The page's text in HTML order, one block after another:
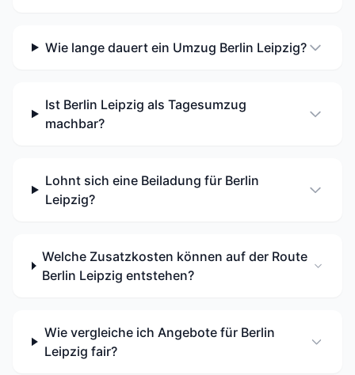
Wie lange dauert ein Umzug Berlin Leipzig?
Ist Berlin Leipzig als Tagesumzug
machbar?
Lohnt sich eine Beiladung für Berlin
Leipzig?
Welche Zusatzkosten können auf der Route
Berlin Leipzig entstehen?
Wie vergleiche ich Angebote für Berlin
Leipzig fair?